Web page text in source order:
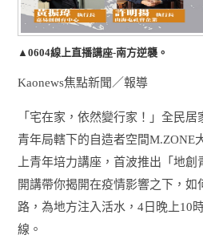
▲0604線上直播講座-南方逆襲。
Kaonews焦點新聞／報導
「宅在家，依然變行家！」全民
青年局轄下的自造者空間M.ZONE
上青年培力講座，首波推出「地
開講帶你揭開在疫情影響之下，如
路，為地方注入活水，4日晚上10
線。